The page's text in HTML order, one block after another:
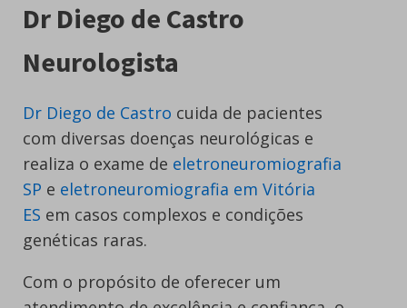
Dr Diego de Castro
Neurologista
Dr Diego de Castro cuida de pacientes
com diversas doenças neurológicas e
realiza o exame de eletroneuromiografia
SP e eletroneuromiografia em Vitória
ES em casos complexos e condições
genéticas raras.
Com o propósito de oferecer um